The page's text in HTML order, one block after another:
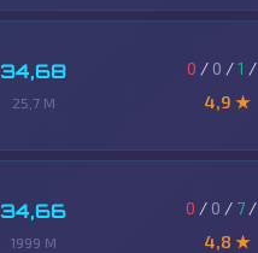
34,68
25,7 M
0 / 0 /1 /
4,9 ★
34,66
1999 M
0 / 0 / 7 /
4,8 ★